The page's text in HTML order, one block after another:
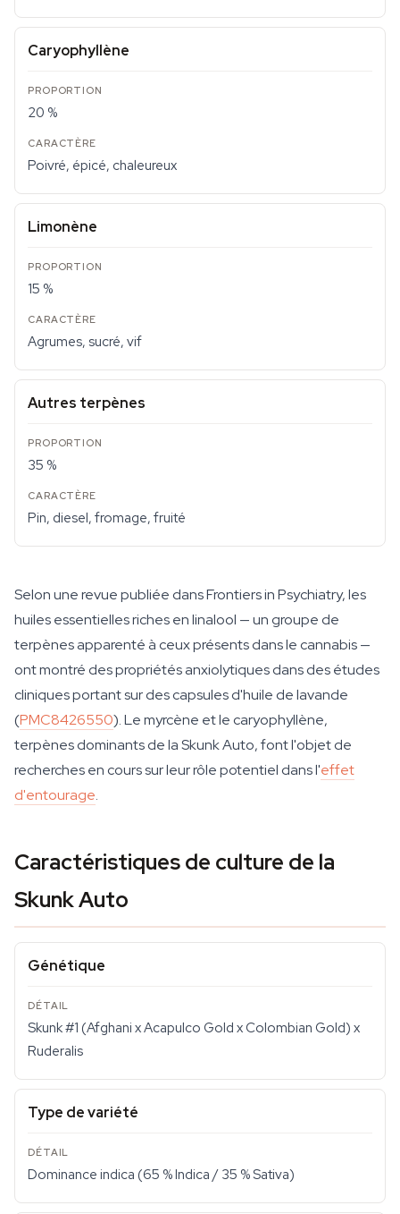
Caryophyllène
20 %
Poivré, épicé, chaleureux
Limonène
15 %
Agrumes, sucré, vif
Autres terpènes
35 %
Pin, diesel, fromage, fruité
Selon une revue publiée dans Frontiers in Psychiatry, les
huiles essentielles riches en linalool — un groupe de
terpènes apparenté à ceux présents dans le cannabis —
ont montré des propriétés anxiolytiques dans des études
cliniques portant sur des capsules d'huile de lavande
(PMC8426550). Le myrcène et le caryophyllène,
terpènes dominants de la Skunk Auto, font l'objet de
recherches en cours sur leur rôle potentiel dans l'effet
d'entourage.
Caractéristiques de culture de la
Skunk Auto
Génétique
Skunk #1 (Afghani x Acapulco Gold x Colombian Gold) x
Ruderalis
Type de variété
Dominance indica (65 % Indica / 35 % Sativa)